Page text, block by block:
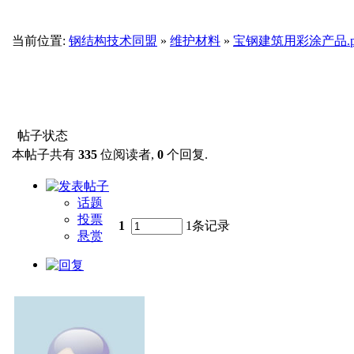
当前位置: 钢结构技术同盟 » 维护材料 » 宝钢建筑用彩涂产品
帖子状态
本帖子共有 335 位阅读者, 0 个回复.
话题
投票
悬赏
1 1条记录